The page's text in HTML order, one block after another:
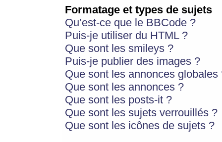
Formatage et types de sujets
Qu’est-ce que le BBCode ?
Puis-je utiliser du HTML ?
Que sont les smileys ?
Puis-je publier des images ?
Que sont les annonces globales
Que sont les annonces ?
Que sont les posts-it ?
Que sont les sujets verrouillés ?
Que sont les icônes de sujets ?